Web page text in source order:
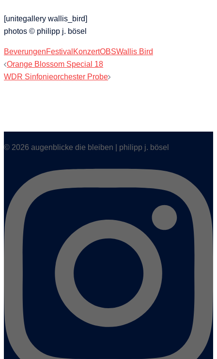
[unitegallery wallis_bird]
photos © philipp j. bösel
BeverungenFestival KonzertOBSWallis Bird
Beitragsnavigation
Orange Blossom Special 18
WDR Sinfonieorchester Probe
© 2026 augenblicke die bleiben | philipp j. bösel